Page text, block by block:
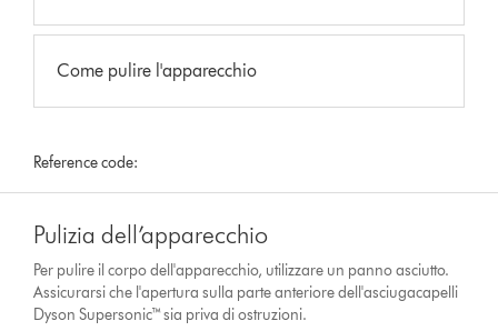
Come pulire l'apparecchio
Reference code:
Pulizia dell’apparecchio
Per pulire il corpo dell'apparecchio, utilizzare un panno asciutto.
Assicurarsi che l'apertura sulla parte anteriore dell'asciugacapelli
Dyson Supersonic™ sia priva di ostruzioni.